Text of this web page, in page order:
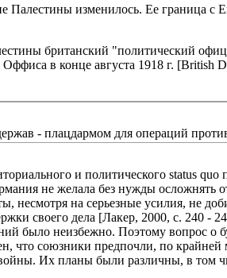
изменилось. Ее граница с
британский "политический
в конце августа 1918 г. [British
- плацдармом для операций
и политического status quo
не желала без нужды осложнять
на серьезные усилия, не
своего дела [Лакер, 2000, с. 240 -
было неизбежно. Поэтому вопрос о
что союзники предпочли, по
Их планы были различны, в том